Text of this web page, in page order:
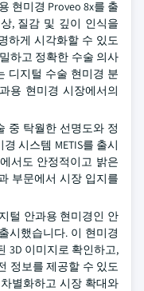
현미경 Proveo 8x를 출
, 질감 및 깊이 인식을
하게 시각화할 수 있도
하고 정확한 수술 의사
디지털 수술 현미경 분
용 현미경 시장에서의
중 탁월한 선명도와 정
시스템 METIS를 출시
서도 안정적이고 밝은
부문에서 시장 입지를
털 안과용 현미경인 안
시했습니다. 이 현미경
3D 이미지로 확인하고,
정보를 제공할 수 있도
별화하고 시장 확대와